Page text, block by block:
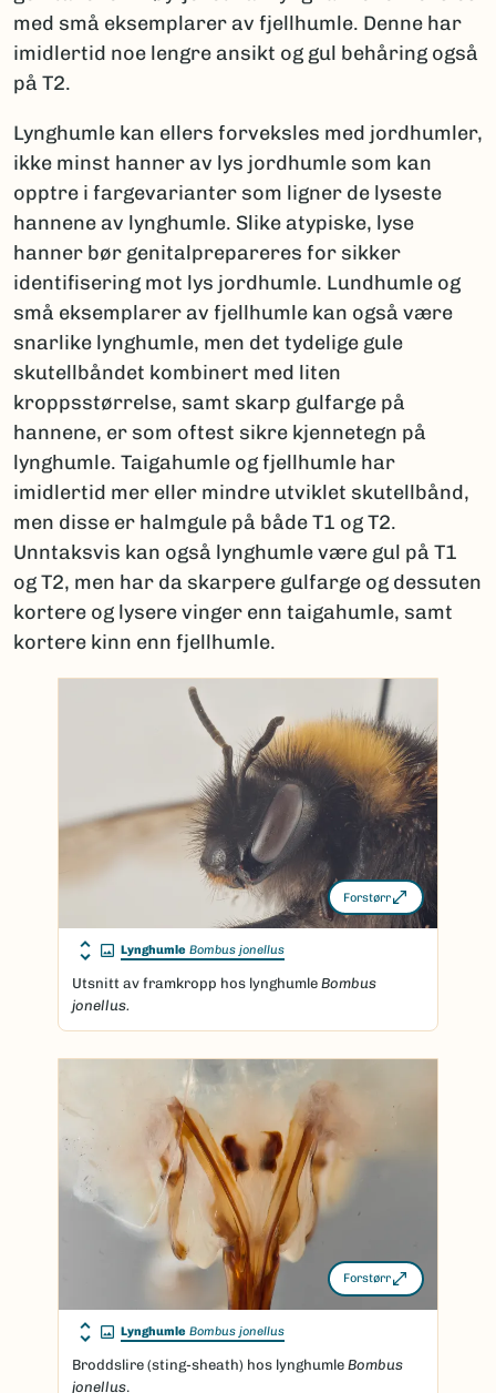
med små eksemplarer av fjellhumle. Denne har
imidlertid noe lengre ansikt og gul behåring også
på T2.
Lynghumle kan ellers forveksles med jordhumler,
ikke minst hanner av lys jordhumle som kan
opptre i fargevarianter som ligner de lyseste
hannene av lynghumle. Slike atypiske, lyse
hanner bør genitalprepareres for sikker
identifisering mot lys jordhumle. Lundhumle og
små eksemplarer av fjellhumle kan også være
snarlike lynghumle, men det tydelige gule
skutellbåndet kombinert med liten
kroppsstørrelse, samt skarp gulfarge på
hannene, er som oftest sikre kjennetegn på
lynghumle. Taigahumle og fjellhumle har
imidlertid mer eller mindre utviklet skutellbånd,
men disse er halmgule på både T1 og T2.
Unntaksvis kan også lynghumle være gul på T1
og T2, men har da skarpere gulfarge og dessuten
kortere og lysere vinger enn taigahumle, samt
kortere kinn enn fjellhumle.
Forstørr
Lynghumle Bombus jonellus
Utsnitt av framkropp hos lynghumle Bombus
jonellus.
Forstørr
Lynghumle Bombus jonellus
Broddslire (sting-sheath) hos lynghumle Bombus
jonellus.